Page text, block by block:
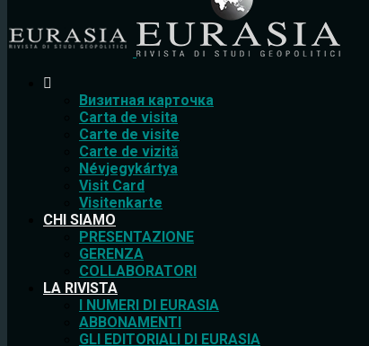
Bизитная карточка
Carta de visita
Carte de visite
Carte de vizită
Névjegykártya
Visit Card
Visitenkarte
CHI SIAMO
PRESENTAZIONE
GERENZA
COLLABORATORI
LA RIVISTA
I NUMERI DI EURASIA
ABBONAMENTI
GLI EDITORIALI DI EURASIA